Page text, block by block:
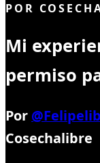
POR
Mi
permiso
Por
Cosechalibre